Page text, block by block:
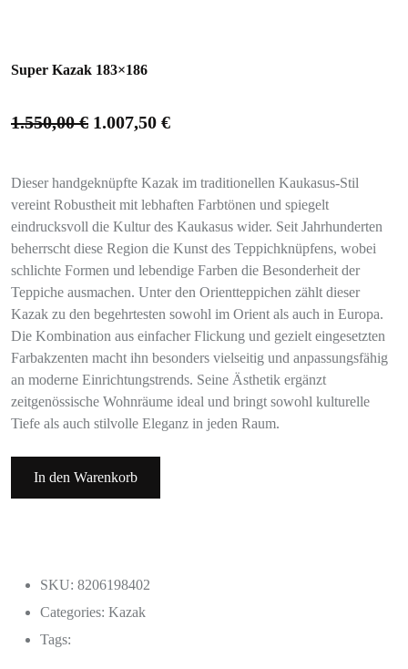
Super Kazak 183×186
1.550,00€ 1.007,50 €
Dieser handgeknüpfte Kazak im traditionellen Kaukasus-Stil
vereint Robustheit mit lebhaften Farbtönen und spiegelt
eindrucksvoll die Kultur des Kaukasus wider. Seit Jahrhunderten
beherrscht diese Region die Kunst des Teppichknüpfens, wobei
schlichte Formen und lebendige Farben die Besonderheit der
Teppiche ausmachen. Unter den Orientteppichen zählt dieser
Kazak zu den begehrtesten sowohl im Orient als auch in Europa.
Die Kombination aus einfacher Flickung und gezielt eingesetzten
Farbakzenten macht ihn besonders vielseitig und anpassungsfähig
an moderne Einrichtungstrends. Seine Ästhetik ergänzt
zeitgenössische Wohnräume ideal und bringt sowohl kulturelle
Tiefe als auch stilvolle Eleganz in jeden Raum.
In den Warenkorb
SKU: 8206198402
Categories: Kazak
Tags: